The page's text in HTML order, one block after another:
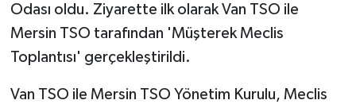
Odası oldu. Ziyarette ilk olarak Van TSO ile
Mersin TSO tarafından 'Müşterek Meclis
Toplantısı' gerçekleştirildi.
Van TSO ile Mersin TSO Yönetim Kurulu, Meclis